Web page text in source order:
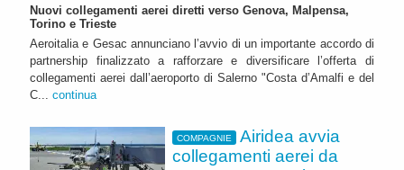
Nuovi collegamenti aerei diretti verso Genova, Malpensa,
Torino e Trieste
Aeroitalia e Gesac annunciano l’avvio di un importante accordo di
partnership finalizzato a rafforzare e diversificare l’offerta di
collegamenti aerei dall’aeroporto di Salerno "Costa d’Amalfi e del
C... continua
COMPAGNIE
Airidea avvia
collegamenti aerei da